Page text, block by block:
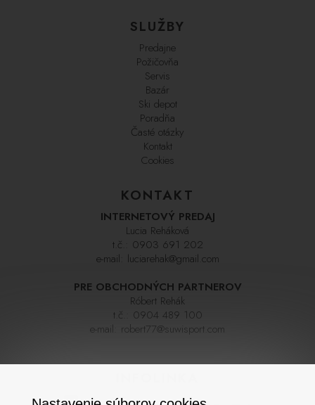
SLUŽBY
Predajne
Požičovňa
Servis
Bazár
Ski depot
Poradňa
Časté otázky
Kontakt
Cookies
KONTAKT
INTERNETOVÝ PREDAJ
Lucia Reháková
t.č.: 0903 691 202
e-mail: luciarehak@gmail.com
PRE OBCHODNÝCH PARTNEROV
Róbert Rehák
t.č.: 0904 489 100
e-mail: robert77@suwisport.com